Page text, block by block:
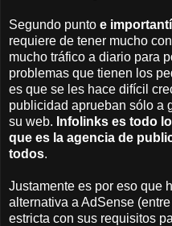
Segundo punto e
requiere de tener mucho
mucho tráfico a diario para
problemas que tienen los
es que se les hace difícil
publicidad aprueban sólo a
su web. Infolinks es todo
que es la agencia de
todos.
Justamente es por eso que
alternativa a AdSense
estricta con sus requisitos